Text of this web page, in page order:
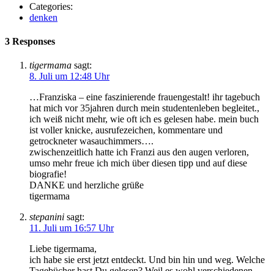
Categories:
denken
3 Responses
tigermama sagt:
8. Juli um 12:48 Uhr
…Franziska – eine faszinierende frauengestalt! ihr tagebuch
hat mich vor 35jahren durch mein studentenleben begleitet.,
ich weiß nicht mehr, wie oft ich es gelesen habe. mein buch
ist voller knicke, ausrufezeichen, kommentare und
getrockneter wasauchimmers….
zwischenzeitlich hatte ich Franzi aus den augen verloren,
umso mehr freue ich mich über diesen tipp und auf diese
biografie!
DANKE und herzliche grüße
tigermama
stepanini sagt:
11. Juli um 16:57 Uhr
Liebe tigermama,
ich habe sie erst jetzt entdeckt. Und bin hin und weg. Welche